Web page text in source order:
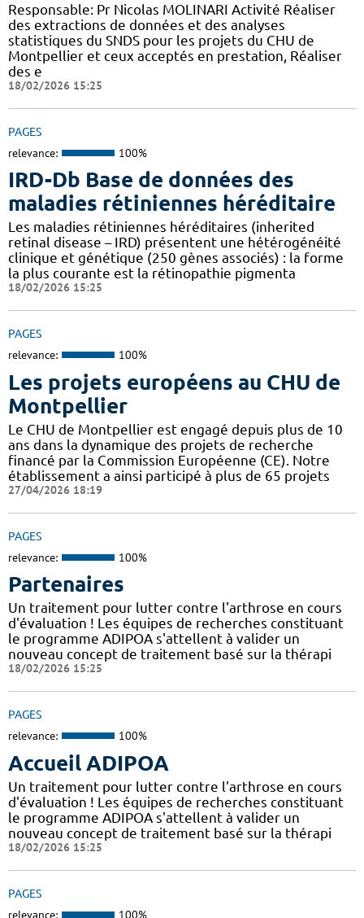
Responsable: Pr Nicolas MOLINARI Activité Réaliser
des extractions de données et des analyses
statistiques du SNDS pour les projets du CHU de
Montpellier et ceux acceptés en prestation, Réaliser
des e
18/02/2026 15:25
PAGES
relevance: 100%
IRD-Db Base de données des
maladies rétiniennes héréditaire
Les maladies rétiniennes héréditaires (inherited
retinal disease – IRD) présentent une hétérogénéité
clinique et génétique (250 gènes associés) : la forme
la plus courante est la rétinopathie pigmenta
18/02/2026 15:25
PAGES
relevance: 100%
Les projets européens au CHU de
Montpellier
Le CHU de Montpellier est engagé depuis plus de 10
ans dans la dynamique des projets de recherche
financé par la Commission Européenne (CE). Notre
établissement a ainsi participé à plus de 65 projets
27/04/2026 18:19
PAGES
relevance: 100%
Partenaires
Un traitement pour lutter contre l'arthrose en cours
d'évaluation ! Les équipes de recherches constituant
le programme ADIPOA s'attellent à valider un
nouveau concept de traitement basé sur la thérapi
18/02/2026 15:25
PAGES
relevance: 100%
Accueil ADIPOA
Un traitement pour lutter contre l'arthrose en cours
d'évaluation ! Les équipes de recherches constituant
le programme ADIPOA s'attellent à valider un
nouveau concept de traitement basé sur la thérapi
18/02/2026 15:25
PAGES
relevance: 100%